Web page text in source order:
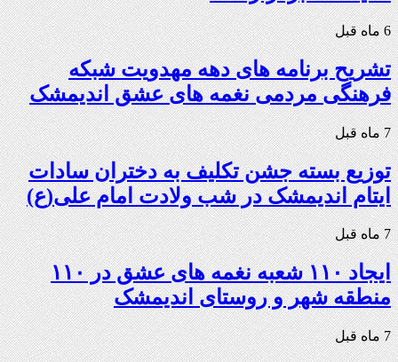
6 ماه قبل
تشریح برنامه های دهه مهدویت شبکه
فرهنگی مردمی نغمه های عشق اندیمشک
7 ماه قبل
توزیع بسته جشن تکلیف به دختران سادات
ایتام اندیمشک در شب ولادت امام علی(ع)
7 ماه قبل
ایجاد ۱۱۰ شعبه نغمه های عشق در ۱۱۰
منطقه شهر و روستای اندیمشک
7 ماه قبل